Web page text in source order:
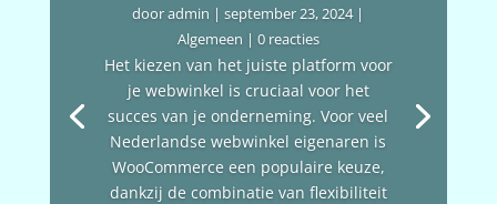
dooradmin |september 23, 2024|
Algemeen | 0 reacties
Het kiezen van het juiste platform voor
je webwinkel is cruciaal voor het
succes van je onderneming. Voor veel
Nederlandse webwinkel eigenaren is
WooCommerce een populaire keuze,
dankzij de combinatie van flexibiliteit